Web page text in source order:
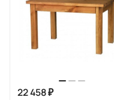
22 458 ₽